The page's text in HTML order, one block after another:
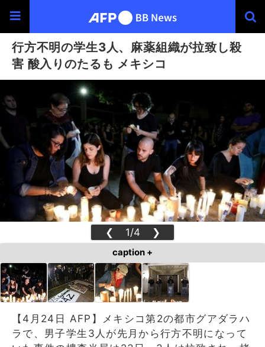
行方不明の学生3人、麻薬組織が拉致し殺
害 酸入りのたるも メキシコ
❮ 1/4 ❯
caption +
【4月24日 AFP】メキシコ第2の都市グアダラハ
ラで、男子学生3人が先月から行方不明になって